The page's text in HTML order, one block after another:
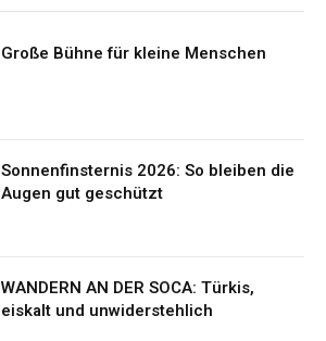
Große Bühne für kleine Menschen
Sonnenfinsternis 2026: So bleiben die
Augen gut geschützt
WANDERN AN DER SOCA: Türkis,
eiskalt und unwiderstehlich